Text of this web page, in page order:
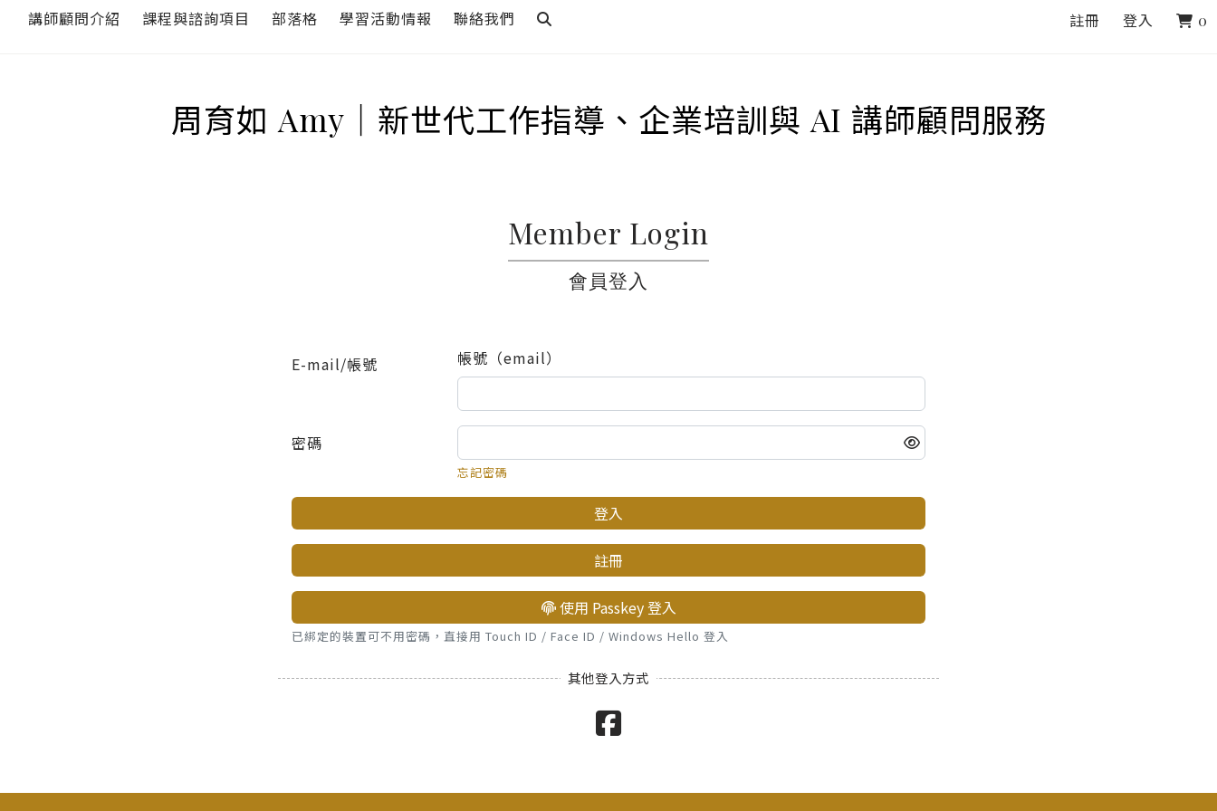
註冊 登入 0
周育如 Amy｜新世代工作指導、企業培訓與 AI 講師顧問服務
講師顧問介紹 課程與諮詢項目 部落格 學習活動情報 聯絡我們
Member Login
會員登入
E-mail/帳號 帳號（email）
密碼
忘記密碼
登入
註冊
使用 Passkey 登入
已綁定的裝置可不用密碼，直接用 Touch ID / Face ID / Windows Hello 登入